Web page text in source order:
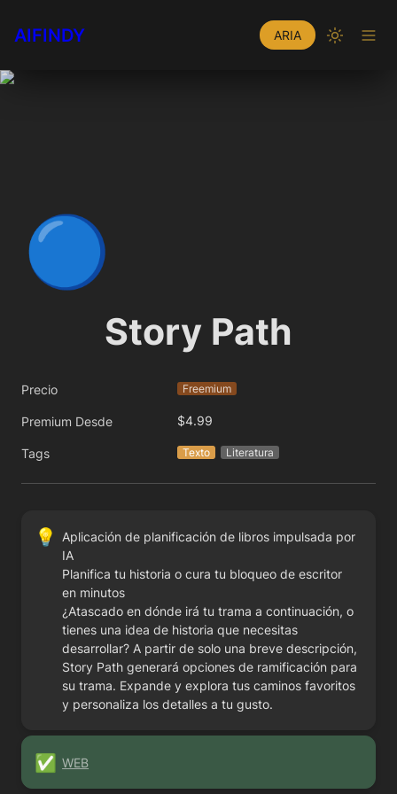
AIFINDY ARIA
🔵
Story Path
Precio Freemium
Premium Desde $4.99
Tags Texto Literatura
💡
Aplicación de planificación de libros impulsada por
IA
Planifica tu historia o cura tu bloqueo de escritor
en minutos
¿Atascado en dónde irá tu trama a continuación, o
tienes una idea de historia que necesitas
desarrollar? A partir de solo una breve descripción,
Story Path generará opciones de ramificación para
su trama. Expande y explora tus caminos favoritos
y personaliza los detalles a tu gusto.
✅ WEB